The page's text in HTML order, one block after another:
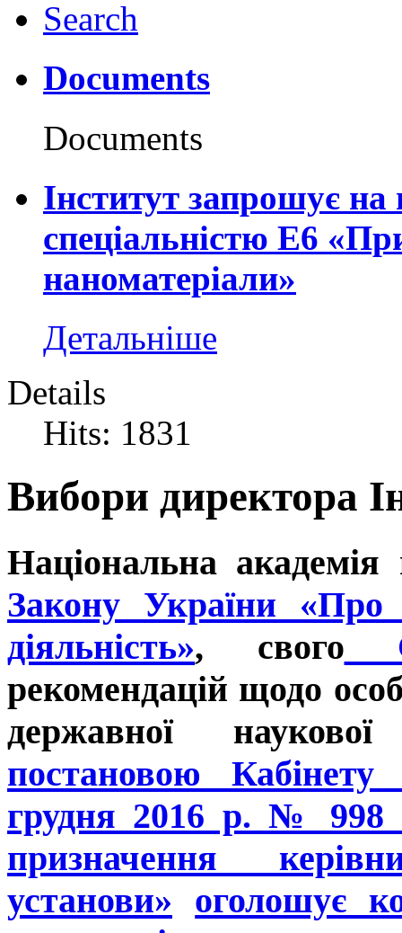
Documents
Documents
Інститут запрошує на
спеціальністю Е6
наноматеріали»
Детальніше
Details
Hits: 1831
Вибори директора
Національна
Закону України «Про
діяльність», свого
рекомендацій щодо
державної
постановою
грудня 2016 р. № 998
призначення
установи»
оголошує